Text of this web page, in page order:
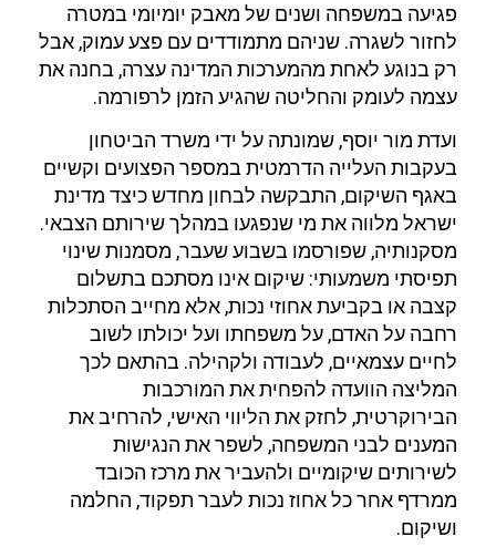
פגיעה במשפחה ושנים של מאבק יומיומי במטרה
לחזור לשגרה. שניהם מתמודדים עם פצע עמוק, אבל
רק בנוגע לאחת מהמערכות המדינה עצרה, בחנה את
עצמה לעומק והחליטה שהגיע הזמן לרפורמה.
ועדת מור יוסף, שמונתה על ידי משרד הביטחון
בעקבות העלייה הדרמטית במספר הפצועים וקשיים
באגף השיקום, התבקשה לבחון מחדש כיצד מדינת
ישראל מלווה את מי שנפגעו במהלך שירותם הצבאי.
מסקנותיה, שפורסמו בשבוע שעבר, מסמנות שינוי
תפיסתי משמעותי: שיקום אינו מסתכם בתשלום
קצבה או בקביעת אחוזי נכות, אלא מחייב הסתכלות
רחבה על האדם, על משפחתו ועל יכולתו לשוב
לחיים עצמאיים, לעבודה ולקהילה. בהתאם לכך
המליצה הוועדה להפחית את המורכבות
הבירוקרטית, לחזק את הליווי האישי, להרחיב את
המענים לבני המשפחה, לשפר את הנגישות
לשירותים שיקומיים ולהעביר את מרכז הכובד
ממרדף אחר כל אחוז נכות לעבר תפקוד, החלמה
ושיקום.